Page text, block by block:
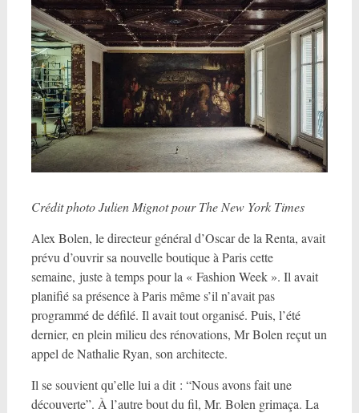
Crédit photo Julien Mignot pour The New York Times
Alex Bolen, le directeur général d’Oscar de la Renta, avait
prévu d’ouvrir sa nouvelle boutique à Paris cette
semaine, juste à temps pour la « Fashion Week ». Il avait
planifié sa présence à Paris même s’il n’avait pas
programmé de défilé. Il avait tout organisé. Puis, l’été
dernier, en plein milieu des rénovations, Mr Bolen reçut un
appel de Nathalie Ryan, son architecte.
Il se souvient qu’elle lui a dit : “Nous avons fait une
découverte”. À l’autre bout du fil, Mr. Bolen grimaça. La